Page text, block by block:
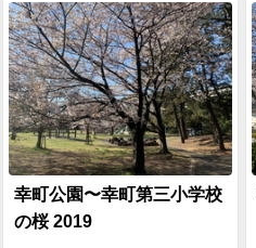
幸町公園〜幸町第三小学校
の桜 2019